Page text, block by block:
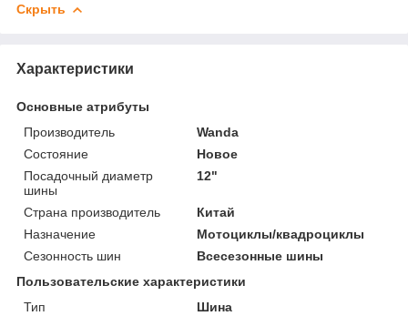
Скрыть
Характеристики
Основные атрибуты
Производитель
Wanda
Состояние
Новое
Посадочный диаметр
шины
12"
Страна производитель
Китай
Назначение
Мотоциклы/квадроциклы
Сезонность шин
Всесезонные шины
Пользовательские характеристики
Тип
Шина